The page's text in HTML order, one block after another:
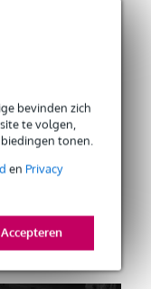
bevinden zich
te volgen,
tonen.
en Privacy
Accepteren